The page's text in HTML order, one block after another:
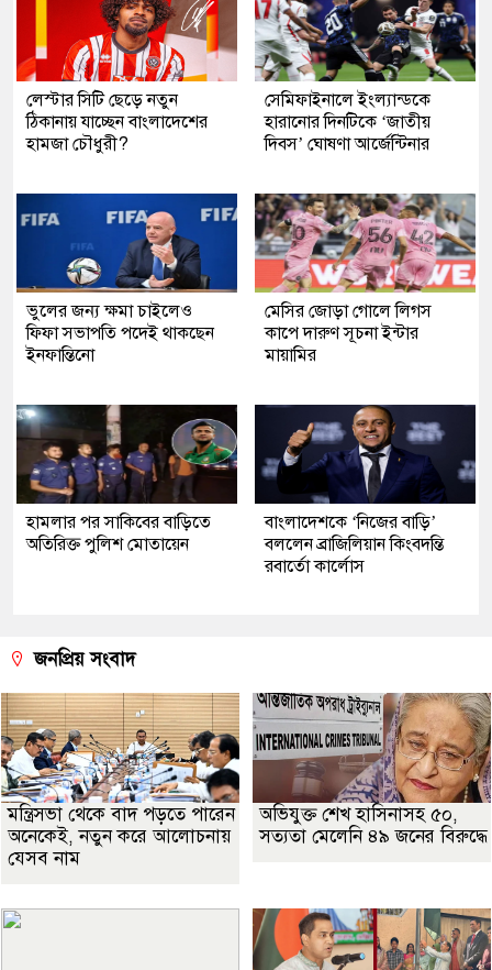
লেস্টার সিটি ছেড়ে নতুন
ঠিকানায় যাচ্ছেন বাংলাদেশের
হামজা চৌধুরী?
সেমিফাইনালে ইংল্যান্ডকে
হারানোর দিনটিকে ‘জাতীয়
দিবস’ ঘোষণা আর্জেন্টিনার
ভুলের জন্য ক্ষমা চাইলেও
ফিফা সভাপতি পদেই থাকছেন
ইনফান্তিনো
মেসির জোড়া গোলে লিগস
কাপে দারুণ সূচনা ইন্টার
মায়ামির
হামলার পর সাকিবের বাড়িতে
অতিরিক্ত পুলিশ মোতায়েন
বাংলাদেশকে ‘নিজের বাড়ি’
বললেন ব্রাজিলিয়ান কিংবদন্তি
রবার্তো কার্লোস
জনপ্রিয় সংবাদ
মন্ত্রিসভা থেকে বাদ পড়তে পারেন
অনেকেই, নতুন করে আলোচনায়
যেসব নাম
অভিযুক্ত শেখ হাসিনাসহ ৫০,
সত্যতা মেলেনি ৪৯ জনের বিরুদ্ধে